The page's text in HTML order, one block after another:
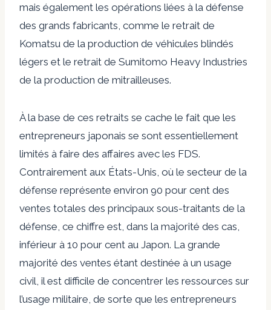
mais également les opérations liées à la défense
des grands fabricants, comme le retrait de
Komatsu de la production de véhicules blindés
légers et le retrait de Sumitomo Heavy Industries
de la production de mitrailleuses.
À la base de ces retraits se cache le fait que les
entrepreneurs japonais se sont essentiellement
limités à faire des affaires avec les FDS.
Contrairement aux États-Unis, où le secteur de la
défense représente environ 90 pour cent des
ventes totales des principaux sous-traitants de la
défense, ce chiffre est, dans la majorité des cas,
inférieur à 10 pour cent au Japon. La grande
majorité des ventes étant destinée à un usage
civil, il est difficile de concentrer les ressources sur
l’usage militaire, de sorte que les entrepreneurs